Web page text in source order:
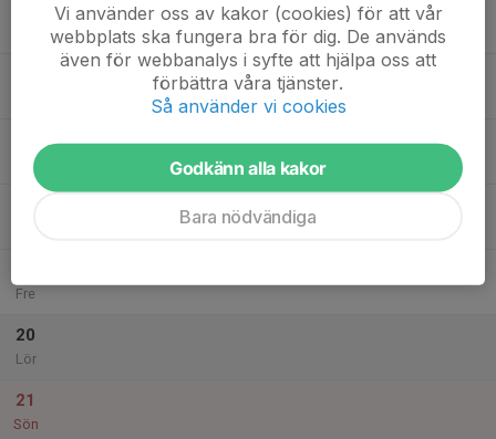
Ons
Fre
20
Lör
21
Sön
Vi använder oss av kakor (cookies) för att vår
webbplats ska fungera bra för dig. De används
även för webbanalys i syfte att hjälpa oss att
förbättra våra tjänster.
Så använder vi cookies
Godkänn alla kakor
Bara nödvändiga